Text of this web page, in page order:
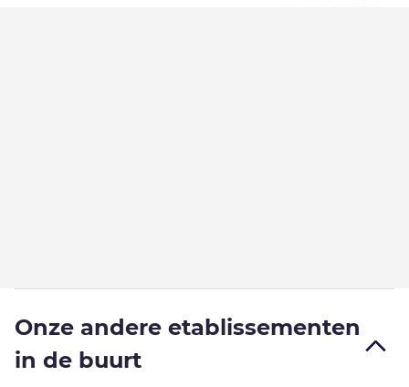
Onze andere etablissementen
in de buurt